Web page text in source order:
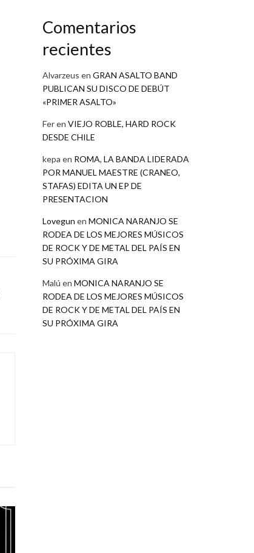
Comentarios
recientes
Alvarzeus en GRAN ASALTO BAND
PUBLICAN SU DISCO DE DEBÚT
«PRIMER ASALTO»
Feren VIEJO ROBLE, HARD ROCK
DESDE CHILE
kepa en ROMA, LA BANDA LIDERADA
POR MANUEL MAESTRE (CRANEO,
STAFAS) EDITA UN EP DE
PRESENTACION
Lovegun en MONICA NARANJO SE
RODEA DE LOS MEJORES MÚSICOS
DE ROCK Y DE METAL DEL PAÍS EN
SU PRÓXIMA GIRA
Malú en MONICA NARANJO SE
RODEA DE LOS MEJORES MÚSICOS
DE ROCK Y DE METAL DEL PAÍS EN
SU PRÓXIMA GIRA